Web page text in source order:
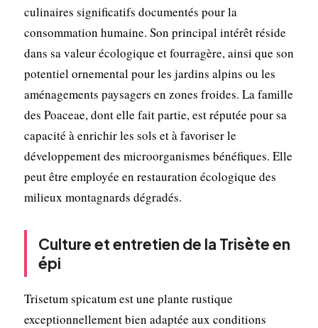
culinaires significatifs documentés pour la
consommation humaine. Son principal intérêt réside
dans sa valeur écologique et fourragère, ainsi que son
potentiel ornemental pour les jardins alpins ou les
aménagements paysagers en zones froides. La famille
des Poaceae, dont elle fait partie, est réputée pour sa
capacité à enrichir les sols et à favoriser le
développement des microorganismes bénéfiques. Elle
peut être employée en restauration écologique des
milieux montagnards dégradés.
Culture et entretien de la Trisète en
épi
Trisetum spicatum est une plante rustique
exceptionnellement bien adaptée aux conditions